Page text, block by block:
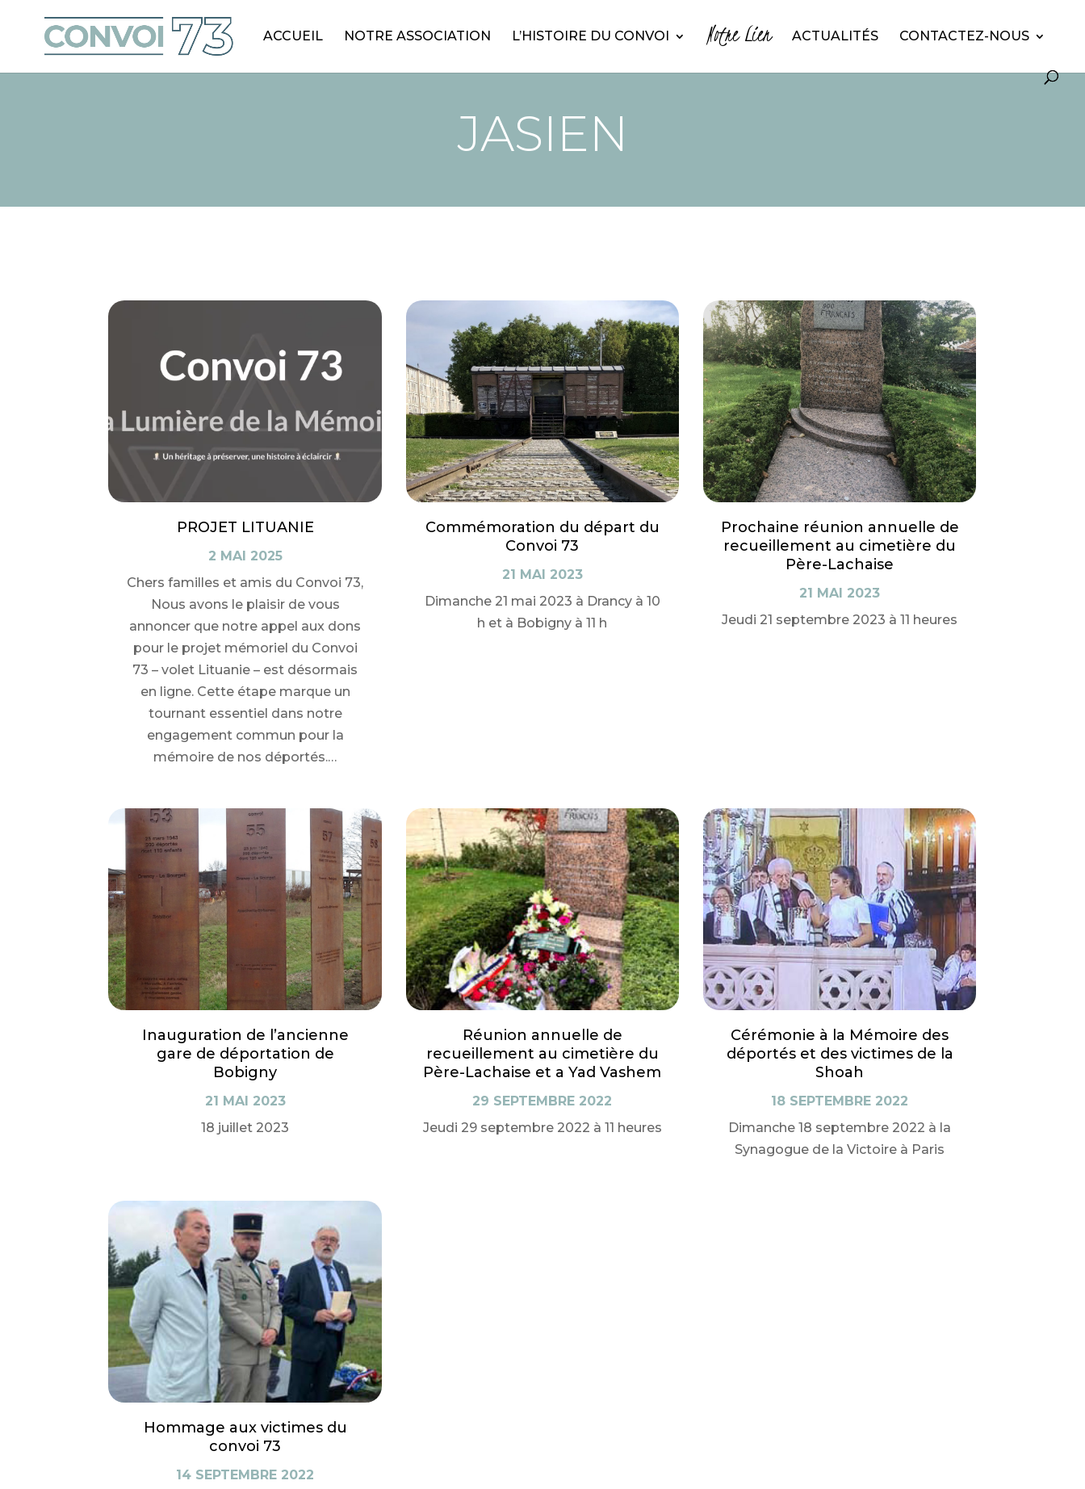
ACCUEIL NOTRE ASSOCIATION L’HISTOIRE DU CONVOI Notre Lien ACTUALITÉS CONTACTEZ-NOUS
JASIEN
PROJET LITUANIE
2 MAI 2025
Chers familles et amis du Convoi 73,
Nous avons le plaisir de vous
annoncer que notre appel aux dons
pour le projet mémoriel du Convoi
73 – volet Lituanie – est désormais
en ligne. Cette étape marque un
tournant essentiel dans notre
engagement commun pour la
mémoire de nos déportés.…
Commémoration du départ du
Convoi 73
21 MAI 2023
Dimanche 21 mai 2023 à Drancy à 10
h et à Bobigny à 11 h
Prochaine réunion annuelle de
recueillement au cimetière du
Père-Lachaise
21 MAI 2023
Jeudi 21 septembre 2023 à 11 heures
Inauguration de l’ancienne
gare de déportation de
Bobigny
21 MAI 2023
18 juillet 2023
Réunion annuelle de
recueillement au cimetière du
Père-Lachaise et a Yad Vashem
29 SEPTEMBRE 2022
Jeudi 29 septembre 2022 à 11 heures
Cérémonie à la Mémoire des
déportés et des victimes de la
Shoah
18 SEPTEMBRE 2022
Dimanche 18 septembre 2022 à la
Synagogue de la Victoire à Paris
Hommage aux victimes du
convoi 73
14 SEPTEMBRE 2022